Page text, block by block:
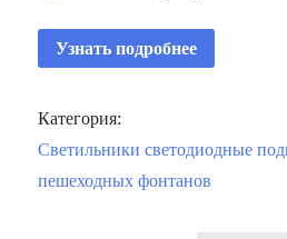
Узнать подробнее
Категория:
Светильники светодиодные
пешеходных фонтанов